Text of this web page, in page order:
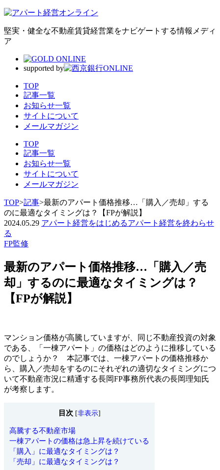
堅実・健全な不動産賃貸経営業をナビゲートする情報メディ
ア
supported by
TOP
記事一覧
お知らせ一覧
サイトについて
メールマガジン
TOP
記事一覧
お知らせ一覧
サイトについて
メールマガジン
TOP>記事>最新のアパート価格推移…「購入／売却」する
のに最適なタイミングは？【FPが解説】
2024.05.29 アパート経営をはじめるアパート経営を終わらせ
る
FP監修
最新のアパート価格推移…「購入／売
却」するのに最適なタイミングは？
【FPが解説】
マンション価格が高騰していますが、同じ不動産投資の対象
である、「一棟アパート」の価格はどのように推移している
のでしょうか？ 本記事では、一棟アパートの価格推移か
ら、購入／売却をするのにそれぞれの適切なタイミングにつ
いて不動産市況に精通する長岡FP事務所代表の長岡理知氏
が考察します。
目次 [非表示]
高騰する不動産市場
一棟アパートの価格は急上昇を続けている
「購入」に最適なタイミングは？
「売却」に最適なタイミングは？